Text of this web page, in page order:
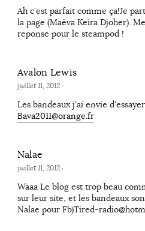
Ah c'est parfait comme ça!Je
la page (Maëva Keira Djoher).
reponse pour le steampod !
Avalon Lewis
juillet 11, 2012·
Les bandeaux j'ai envie
Bava2011@orange.fr
Nalae
juillet 11, 2012·
Waaa Le blog est trop beau
sur leur site, et les bandeaux
Nalae pour Fb)Tired-